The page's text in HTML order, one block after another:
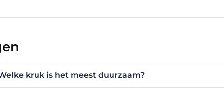
kruk is het meest duurzaam?